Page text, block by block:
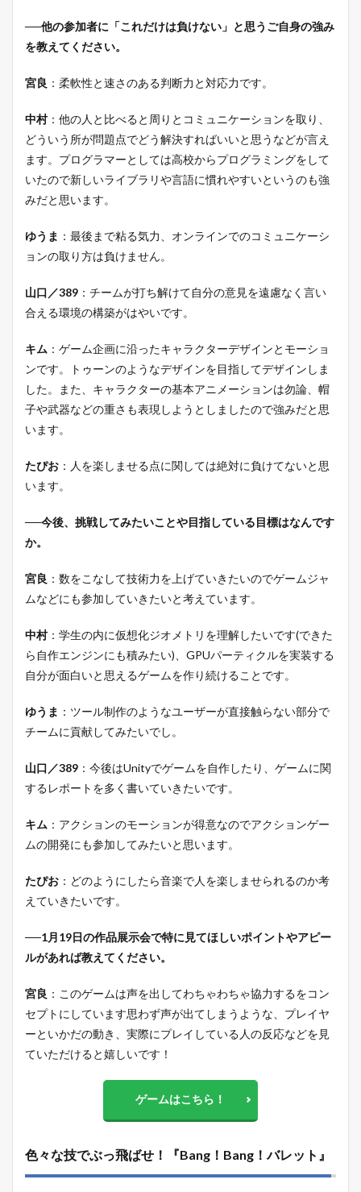
──他の参加者に「これだけは負けない」と思うご自身の強み
を教えてください。
宮良 ：柔軟性と速さのある判断力と対応力です。
中村：他の人と比べると周りとコミュニケーションを取り、
どういう所が問題点でどう解決すればいいと思うなどが言え
ます。プログラマーとしては高校からプログラミングをして
いたので新しいライブラリや言語に慣れやすいというのも強
みだと思います。
ゆうま ：最後まで粘る気力、オンラインでのコミュニケーシ
ョンの取り方は負けません。
山口／389 ：チームが打ち解けて自分の意見を遠慮なく言い
合える環境の構築がはやいです。
キム ：ゲーム企画に沿ったキャラクターデザインとモーショ
ンです。トゥーンのようなデザインを目指してデザインしま
した。また、キャラクターの基本アニメーションは勿論、帽
子や武器などの重さも表現しようとしましたので強みだと思
います。
たぴお ：人を楽しませる点に関しては絶対に負けてないと思
います。
──今後、挑戦してみたいことや目指している目標はなんです
か。
宮良 ：数をこなして技術力を上げていきたいのでゲームジャ
ムなどにも参加していきたいと考えています。
中村：学生の内に仮想化ジオメトリを理解したいです(できた
ら自作エンジンにも積みたい)、GPUパーティクルを実装する
自分が面白いと思えるゲームを作り続けることです。
ゆうま ：ツール制作のようなユーザーが直接触らない部分で
チームに貢献してみたいでし。
山口／389 ：今後はUnityでゲームを自作したり、ゲームに関
するレポートを多く書いていきたいです。
キム ：アクションのモーションが得意なのでアクションゲー
ムの開発にも参加してみたいと思います。
たぴお ：どのようにしたら音楽で人を楽しませられるのか考
えていきたいです。
──1月19日の作品展示会で特に見てほしいポイントやアピー
ルがあれば教えてください。
宮良 ：このゲームは声を出してわちゃわちゃ協力するをコン
セプトにしています思わず声が出てしまうような、プレイヤ
ーといかだの動き、実際にプレイしている人の反応などを見
ていただけると嬉しいです！
ゲームはこちら！
色々な技でぶっ飛ばせ！『Bang！Bang！バレット』